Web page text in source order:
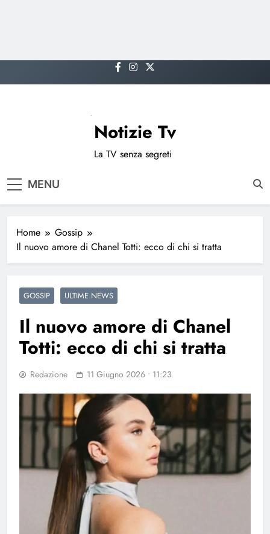
to
Notizie Tv
La TV senza segreti
MENU
Home
Gossip
Il nuovo amore di Chanel Totti: ecco di chi si tratta
GOSSIP ULTIME NEWS
Il nuovo amore di Chanel
Totti: ecco di chi si tratta
Redazione 11 Giugno 2026 • 11:23